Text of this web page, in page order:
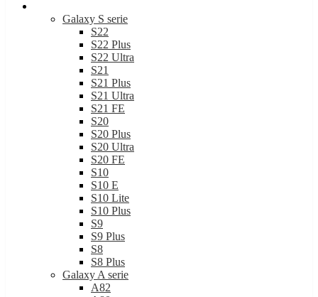
Galaxy S serie
S22
S22 Plus
S22 Ultra
S21
S21 Plus
S21 Ultra
S21 FE
S20
S20 Plus
S20 Ultra
S20 FE
S10
S10 E
S10 Lite
S10 Plus
S9
S9 Plus
S8
S8 Plus
Galaxy A serie
A82